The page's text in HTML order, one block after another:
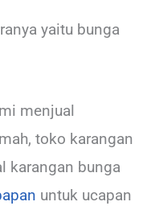
yaitu bunga
menjual
toko karangan
karangan bunga
untuk ucapan